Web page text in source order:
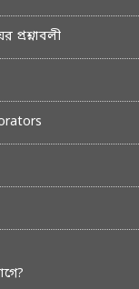
প্রশ্নাবলী